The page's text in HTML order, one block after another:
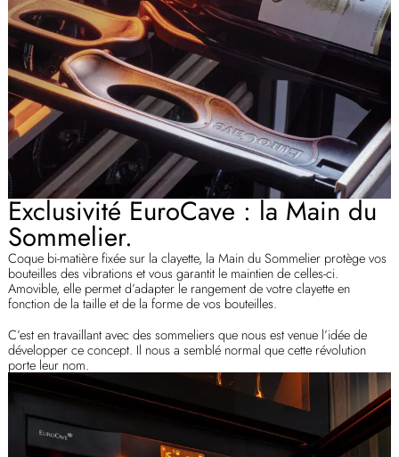
Exclusivité EuroCave : la Main du
Sommelier.
Coque bi-matière fixée sur la clayette, la Main du Sommelier protège vos
bouteilles des vibrations et vous garantit le maintien de celles-ci.
Amovible, elle permet d’adapter le rangement de votre clayette en
fonction de la taille et de la forme de vos bouteilles.
C’est en travaillant avec des sommeliers que nous est venue l’idée de
développer ce concept. Il nous a semblé normal que cette révolution
porte leur nom.